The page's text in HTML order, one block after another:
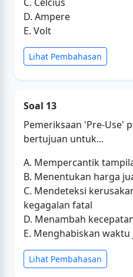
D. Ampere
E. Volt
Lihat Pembahasan
Soal 13
Pemeriksaan 'Pre-Use'
bertujuan untuk...
A. Mempercantik
B. Menentukan harga
C. Mendeteksi
kegagalan fatal
D. Menambah
E. Menghabiskan waktu
Lihat Pembahasan